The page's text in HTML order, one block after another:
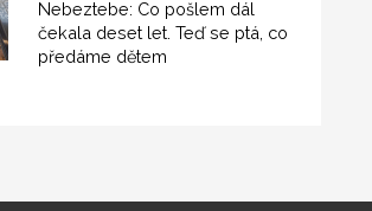
Nebeztebe: Co pošlem dál
čekala deset let. Teď se ptá, co
předáme dětem